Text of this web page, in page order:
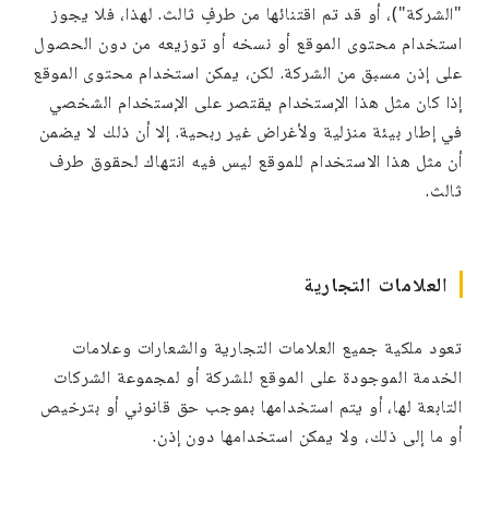
"الشركة")، أو قد تم اقتنائها من طرفٍ ثالث. لهذا، فلا يجوز
استخدام محتوى الموقع أو نسخه أو توزيعه من دون الحصول
على إذن مسبق من الشركة. لكن، يمكن استخدام محتوى الموقع
إذا كان مثل هذا الإستخدام يقتصر على الإستخدام الشخصي
في إطار بيئة منزلية ولأغراض غير ربحية. إلا أن ذلك لا يضمن
أن مثل هذا الاستخدام للموقع ليس فيه انتهاك لحقوق طرف
ثالث.
العلامات التجارية
تعود ملكية جميع العلامات التجارية والشعارات وعلامات
الخدمة الموجودة على الموقع للشركة أو لمجموعة الشركات
التابعة لها، أو يتم استخدامها بموجب حق قانوني أو بترخيص
أو ما إلى ذلك، ولا يمكن استخدامها دون إذن.